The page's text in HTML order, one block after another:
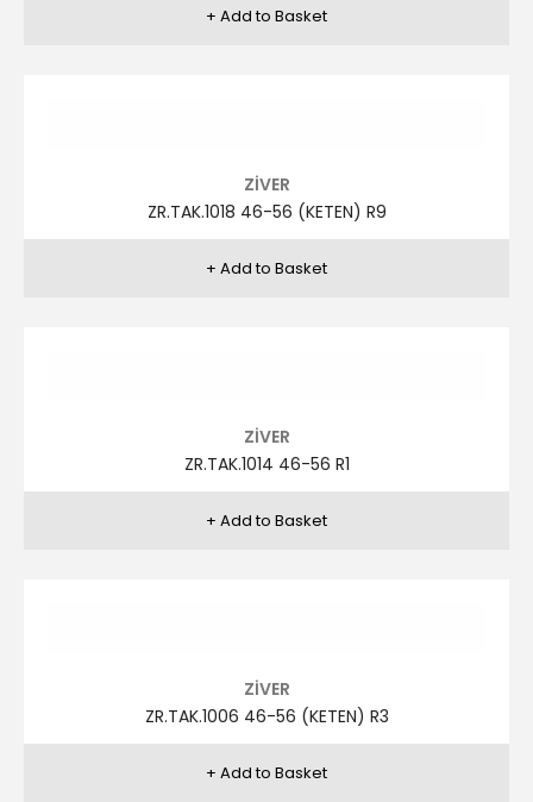
ZR.TAK.1006 46-56 (KETEN) R9
ZİVER
ZR.TAK.1006 46-56 (KETEN) R1
ZİVER
ZR.TAK.1006 46-56 (KETEN) R11
ZİVER
ZR.TAK.1006 46-56 (KETEN) R12